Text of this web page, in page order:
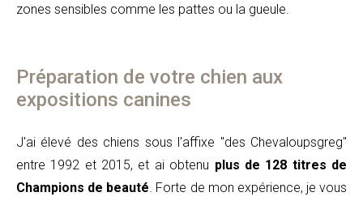
zones sensibles comme les pattes ou la gueule.
Préparation de votre chien aux
expositions canines
J'ai élevé des chiens sous l'affixe "des Chevaloupsgreg"
entre 1992 et 2015, et ai obtenu plus de 128 titres de
Champions de beauté . Forte de mon expérience, je vous